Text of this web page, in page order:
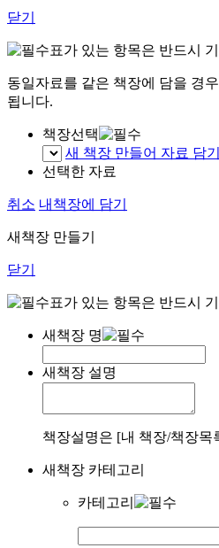
닫기
표가 있는 항목은 반드시
동일자료를 같은 책장에 담을 경
됩니다.
책장선택
새 책장 만들어 자료 담기
선택한 자료
취소 내책장에 담기
새책장 만들기
닫기
표가 있는 항목은 반드시
새책장 명
새책장 설명
책장설명은 [내 책장/책장목
새책장 카테고리
카테고리